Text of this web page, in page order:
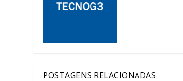
POSTAGENS RELACIONADAS